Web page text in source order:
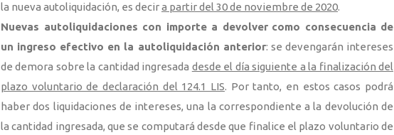
la nueva autoliquidación, es decira partir del 30 de noviembre de 2020.
Nuevas autoliquidaciones con importe a devolver como consecuencia de
un ingreso efectivo en la autoliquidación anterior: se devengarán intereses
de demora sobre la cantidad ingresada desde el día siguiente a la finalización del
plazo voluntario de declaración del 124.1 LIS. Por tanto, en estos casos podrá
haber dos liquidaciones de intereses, una la correspondiente a la devolución de
la cantidad ingresada, que se computará desde que finalice el plazo voluntario de